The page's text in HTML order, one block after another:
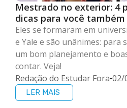
Mestrado no exterior: 4
dicas para você
Eles se formaram em
e Yale e são unânimes: para
um bom planejamento e
contar. Veja!
Redação do Estudar Fora 02/
LER MAIS